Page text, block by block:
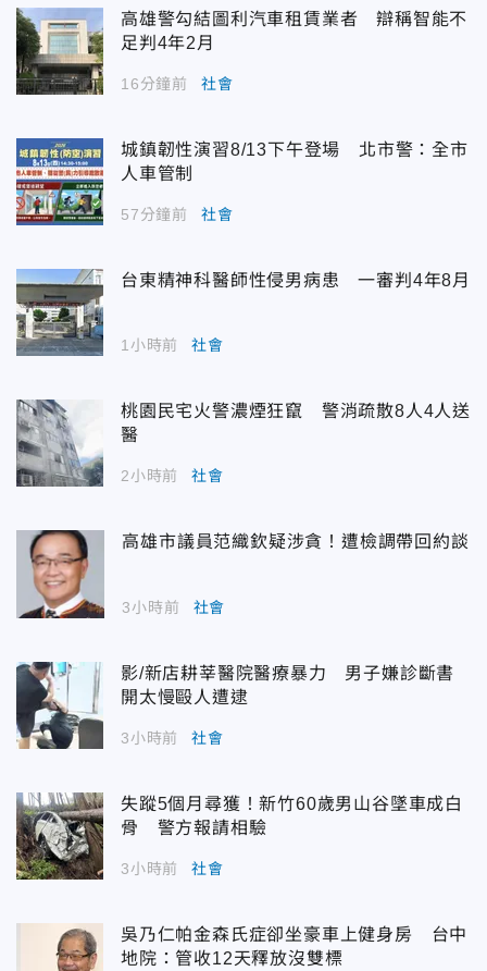
高雄警勾結圖利汽車租賃業者 辯稱智能不
足判4年2月
16分鐘前 社會
城鎮韌性演習8/13下午登場 北市警：全市
人車管制
57分鐘前 社會
台東精神科醫師性侵男病患 一審判4年8月
1小時前 社會
桃園民宅火警濃煙狂竄 警消疏散8人4人送
醫
2小時前 社會
高雄市議員范織欽疑涉貪！遭檢調帶回約談
3小時前 社會
影/新店耕莘醫院醫療暴力 男子嫌診斷書
開太慢毆人遭逮
3小時前 社會
失蹤5個月尋獲！新竹60歲男山谷墜車成白
骨 警方報請相驗
3小時前 社會
吳乃仁帕金森氏症卻坐豪車上健身房 台中
地院：管收12天釋放沒雙標